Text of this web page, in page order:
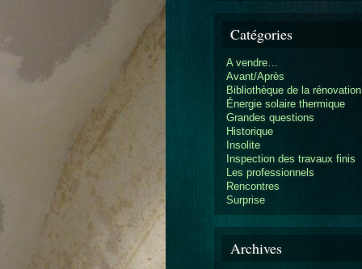
Catégories
A vendre…
Avant/Après
Bibliothèque de la rénovation
Énergie solaire thermique
Grandes questions
Historique
Insolite
Inspection des travaux finis
Les professionnels
Rencontres
Surprise
Archives